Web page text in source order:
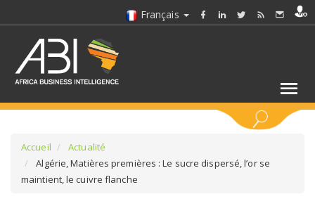
Français
Accueil
Actualité
Algérie, Matières premières : Le sucre dispersé, l’or se
maintient, le cuivre flanche